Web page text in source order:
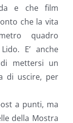
e che film
che la vita
quadro
E’ anche
mettersi un
di uscire, per
a punti, ma
della Mostra